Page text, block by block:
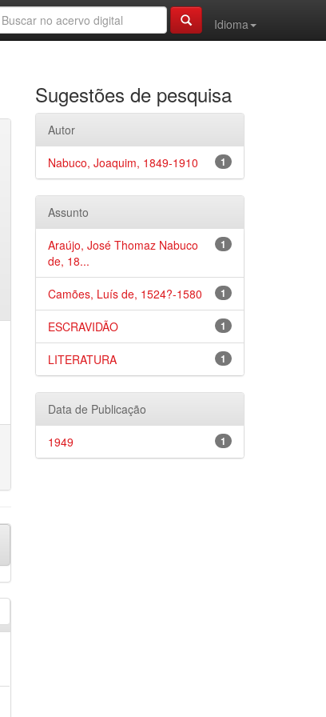
Idioma
Sugestões de pesquisa
Autor
1
Nabuco, Joaquim, 1849-1910
Assunto
1
Araújo, José Thomaz Nabuco
de, 18...
1
Camões, Luís de, 1524?-1580
1
ESCRAVIDÃO
1
LITERATURA
Data de Publicação
1
1949